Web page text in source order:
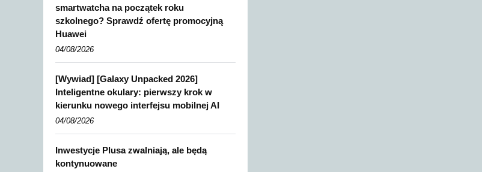
smartwatcha na początek roku
szkolnego? Sprawdź ofertę promocyjną
Huawei
04/08/2026
[Wywiad] [Galaxy Unpacked 2026]
Inteligentne okulary: pierwszy krok w
kierunku nowego interfejsu mobilnej AI
04/08/2026
Inwestycje Plusa zwalniają, ale będą
kontynuowane